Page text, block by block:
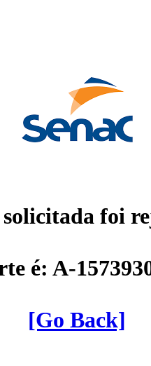
foi
é: A-
[Go Back]